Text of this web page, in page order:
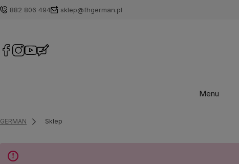
882 806 494 sklep@fhgerman.pl
Menu
GERMAN Sklep